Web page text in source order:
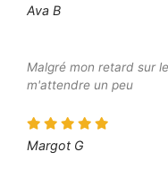
Ava B
Malgré mon retard sur
m'attendre un peu
Margot G